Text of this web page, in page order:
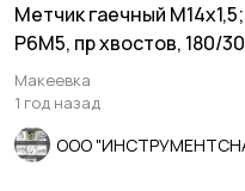
Метчик гаечный М14х1,5;
Р6М5, пр хвостов, 180/30
мм, мелкий шаг, СССР.
Макеевка
1 год назад